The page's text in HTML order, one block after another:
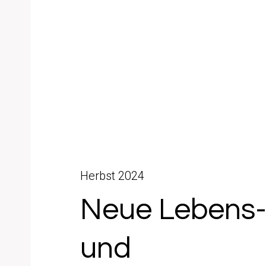
Herbst 2024
Neue Lebens-
und